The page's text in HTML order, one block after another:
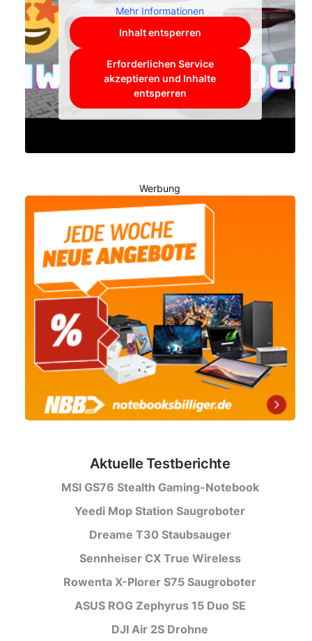
Mehr Informationen
Inhalt entsperren
Erforderlichen Service
akzeptieren und Inhalte
entsperren
Werbung
Aktuelle Testberichte
MSI GS76 Stealth Gaming-Notebook
Yeedi Mop Station Saugroboter
Dreame T30 Staubsauger
Sennheiser CX True Wireless
Rowenta X-Plorer S75 Saugroboter
ASUS ROG Zephyrus 15 Duo SE
DJI Air 2S Drohne